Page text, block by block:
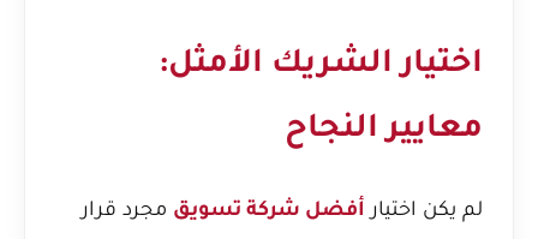
اختيار الشريك الأمثل:
معايير النجاح
لم يكن اختيار أفضل شركة تسويق مجرد قرار